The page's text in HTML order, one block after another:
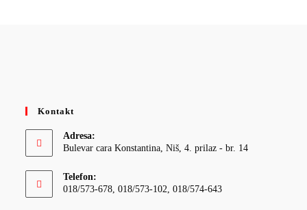
Kontakt
Adresa:
Bulevar cara Konstantina, Niš, 4. prilaz - br. 14
Telefon:
018/573-678, 018/573-102, 018/574-643